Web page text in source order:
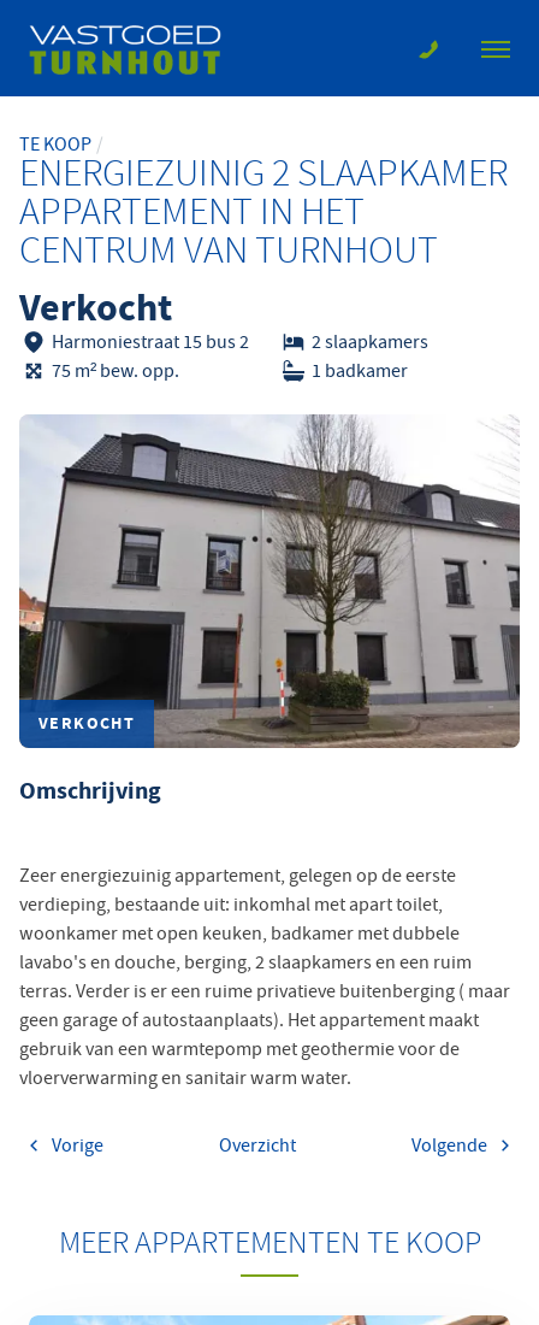
TE KOOP
ENERGIEZUINIG 2 SLAAPKAMER
APPARTEMENT IN HET
CENTRUM VAN TURNHOUT
Verkocht
Harmoniestraat 15 bus 2
75 m² bew. opp.
2 slaapkamers
1 badkamer
Vorige Overzicht Volgende
VERKOCHT
Omschrijving
Zeer energiezuinig appartement, gelegen op de eerste
verdieping, bestaande uit: inkomhal met apart toilet,
woonkamer met open keuken, badkamer met dubbele
lavabo's en douche, berging, 2 slaapkamers en een ruim
terras. Verder is er een ruime privatieve buitenberging ( maar
geen garage of autostaanplaats). Het appartement maakt
gebruik van een warmtepomp met geothermie voor de
vloerverwarming en sanitair warm water.
MEER APPARTEMENTEN TE KOOP